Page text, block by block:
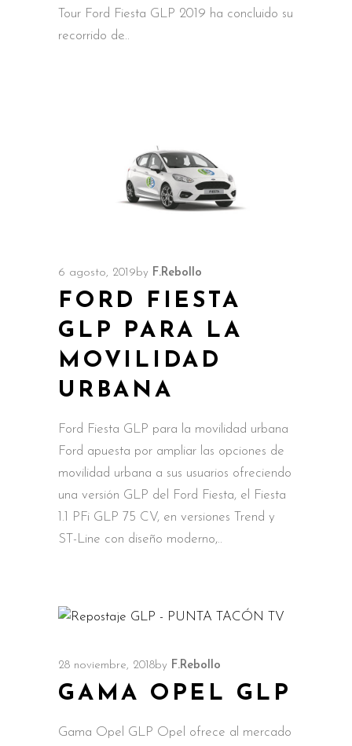
Tour Ford Fiesta GLP 2019 ha concluido su
recorrido de
6 agosto, 2019 by F.Rebollo
FORD FIESTA
GLP PARA LA
MOVILIDAD
URBANA
Ford Fiesta GLP para la movilidad urbana
Ford apuesta por ampliar las opciones de
movilidad urbana a sus usuarios ofreciendo
una versión GLP del Ford Fiesta, el Fiesta
1.1 PFi GLP 75 CV, en versiones Trend y
ST-Line con diseño moderno,
28 noviembre, 2018by F.Rebollo
GAMA OPEL GLP
Gama Opel GLP Opel ofrece al mercado